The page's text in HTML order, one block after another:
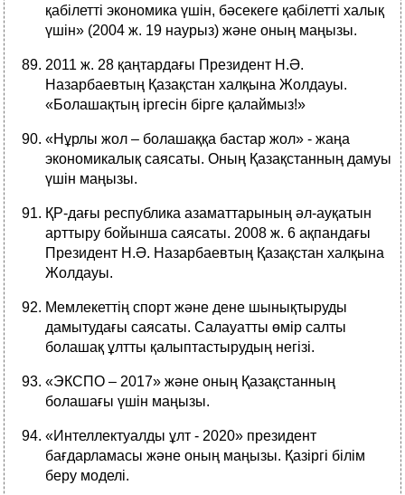
қабiлеттi экономика үшiн, бәсекеге қабiлеттi халық
үшiн» (2004 ж. 19 наурыз) және оның маңызы.
2011 ж. 28 қаңтардағы Президент Н.Ә.
Назарбаевтың Қазақстан халқына Жолдауы.
«Болашақтың іргесін бірге қалаймыз!»
«Нұрлы жол – болашаққа бастар жол» - жаңа
экономикалық саясаты. Оның Қазақстанның дамуы
үшін маңызы.
ҚР-дағы республика азаматтарының әл-ауқатын
арттыру бойынша саясаты. 2008 ж. 6 ақпандағы
Президент Н.Ә. Назарбаевтың Қазақстан халқына
Жолдауы.
Мемлекеттің спорт және дене шынықтыруды
дамытудағы саясаты. Салауатты өмір салты
болашақ ұлтты қалыптастырудың негізі.
«ЭКСПО – 2017» және оның Қазақстанның
болашағы үшін маңызы.
«Интеллектуалды ұлт - 2020» президент
бағдарламасы және оның маңызы. Қазіргі білім
беру моделі.